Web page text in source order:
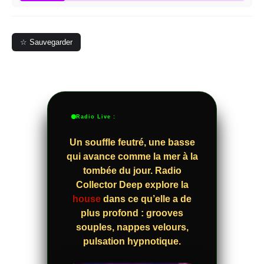
☆ Sauvegarder
Radio Live :
Un souffle feutré, une basse
qui avance comme la mer à la
tombée du jour. Radio
Collector Deep explore la
house dans ce qu’elle a de
plus profond : grooves
souples, nappes velours,
pulsation hypnotique.